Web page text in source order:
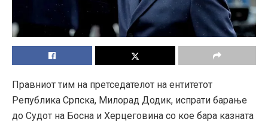
Правниот тим на претседателот на ентитетот
Република Српска, Милорад Додик, испрати барање
до Судот на Босна и Херцеговина со кое бара казната